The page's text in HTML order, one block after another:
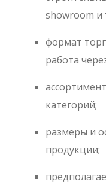
showroom и
формат
работа
категорий;
размеры и
продукции;